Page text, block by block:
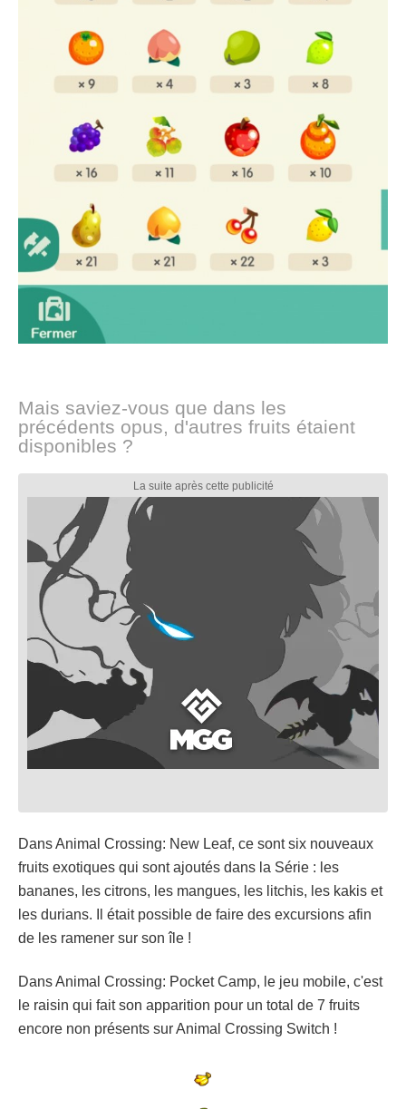
Mais saviez-vous que dans les
précédents opus, d'autres fruits étaient
disponibles ?
Dans Animal Crossing: New Leaf, ce sont six nouveaux
fruits exotiques qui sont ajoutés dans la Série : les
bananes, les citrons, les mangues, les litchis, les kakis et
les durians. Il était possible de faire des excursions afin
de les ramener sur son île !
Dans Animal Crossing: Pocket Camp, le jeu mobile, c'est
le raisin qui fait son apparition pour un total de 7 fruits
encore non présents sur Animal Crossing Switch !